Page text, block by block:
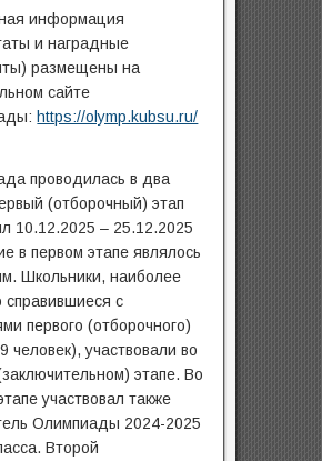
информация
и наградные
размещены на
сайте
https://olymp.kubsu.ru/
проводилась в два
(отборочный) этап
10.12.2025 – 25.12.2025
в первом этапе являлось
Школьники, наиболее
справившиеся с
первого (отборочного)
человек), участвовали во
этапе. Во
участвовал также
Олимпиады 2024-2025
Второй